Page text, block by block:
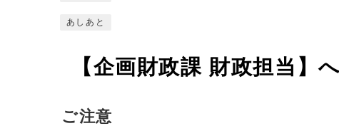
あしあと
【企画財政課 財政担当】
ご注意